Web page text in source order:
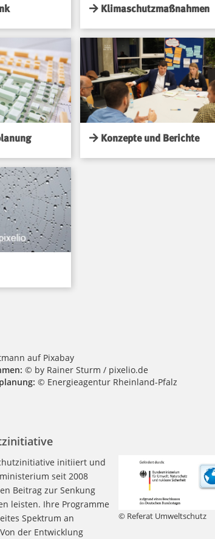
Klimaschutzmaßnahmen
Konzepte und Berichte
auf Pixabay
© by Rainer Sturm / pixelio.de
© Energieagentur Rheinland-Pfalz
© Referat Umweltschutz
initiiert und
seit 2008
Beitrag zur Senkung
leisten. Ihre Programme
Spektrum an
der Entwicklung